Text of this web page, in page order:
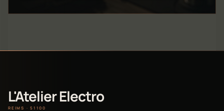
L'Atelier Electro
REIMS · 51100